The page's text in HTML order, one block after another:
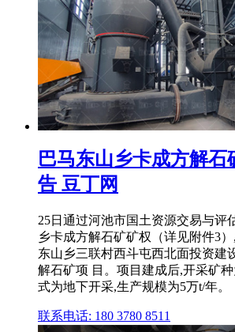
巴马东山乡卡成方解石
告 豆丁网
25日通过河池市国土资源交易与评
乡卡成方解石矿矿权（详见附件3
东山乡三联村西斗屯西北面投资建
解石矿项 目。项目建成后,开采矿
式为地下开采,生产规模为5万t/年。
联系电话: 180 3780 8511